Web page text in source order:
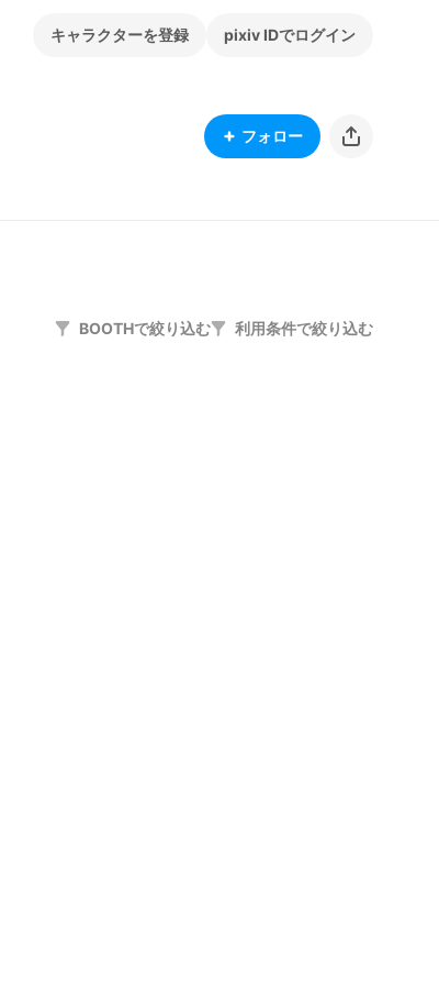
キャラクターを登録 pixiv IDでログイン
フォロー
BOOTHで絞り込む 利用条件で絞り込む